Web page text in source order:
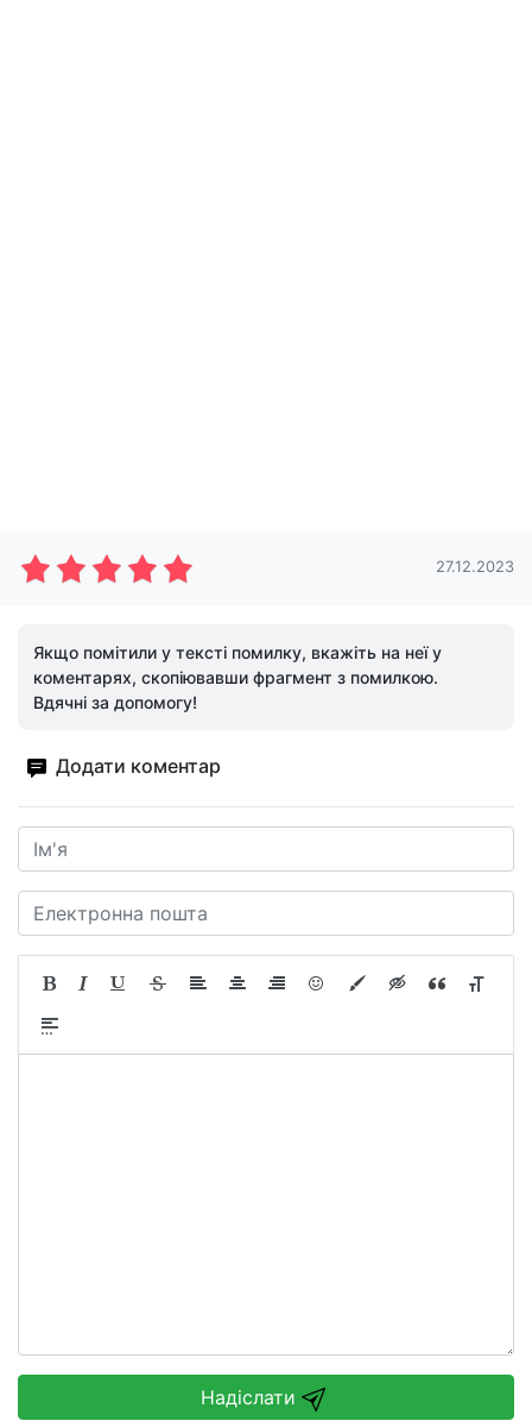
27.12.2023
Якщо помітили у тексті помилку, вкажіть на неї у
коментарях, скопіювавши фрагмент з помилкою.
Вдячні за допомогу!
Додати коментар
Надіслати